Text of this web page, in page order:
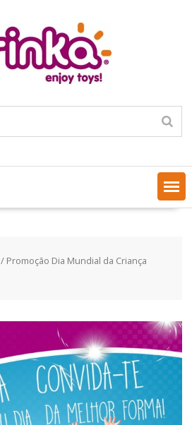
/ Promoção Dia Mundial da Criança